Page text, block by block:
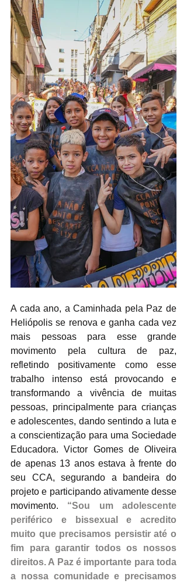
A cada ano, a Caminhada pela Paz de
Heliópolis se renova e ganha cada vez
mais pessoas para esse grande
movimento pela cultura de paz,
refletindo positivamente como esse
trabalho intenso está provocando e
transformando a vivência de muitas
pessoas, principalmente para crianças
e adolescentes, dando sentindo a luta e
a conscientização para uma Sociedade
Educadora. Victor Gomes de Oliveira
de apenas 13 anos estava à frente do
seu CCA, segurando a bandeira do
projeto e participando ativamente desse
movimento. “Sou um adolescente
periférico e bissexual e acredito
muito que precisamos persistir até o
fim para garantir todos os nossos
direitos. A Paz é importante para toda
a nossa comunidade e precisamos